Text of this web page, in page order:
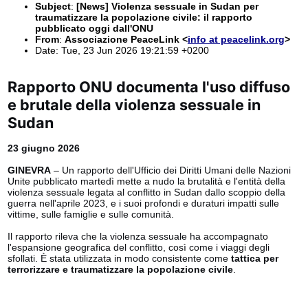
Richieste di rimozione
Subject: [News] Violenza sessuale in Sudan per
traumatizzare la popolazione civile: il rapporto
pubblicato oggi dall'ONU
From: Associazione PeaceLink <info at peacelink.org>
Date: Tue, 23 Jun 2026 19:21:59 +0200
Rapporto ONU documenta l'uso diffuso
e brutale della violenza sessuale in
Sudan
23 giugno 2026
GINEVRA – Un rapporto dell'Ufficio dei Diritti Umani delle Nazioni
Unite pubblicato martedì mette a nudo la brutalità e l'entità della
violenza sessuale legata al conflitto in Sudan dallo scoppio della
guerra nell'aprile 2023, e i suoi profondi e duraturi impatti sulle
vittime, sulle famiglie e sulle comunità.
Il rapporto rileva che la violenza sessuale ha accompagnato
l'espansione geografica del conflitto, così come i viaggi degli
sfollati. È stata utilizzata in modo consistente come tattica per
terrorizzare e traumatizzare la popolazione civile.